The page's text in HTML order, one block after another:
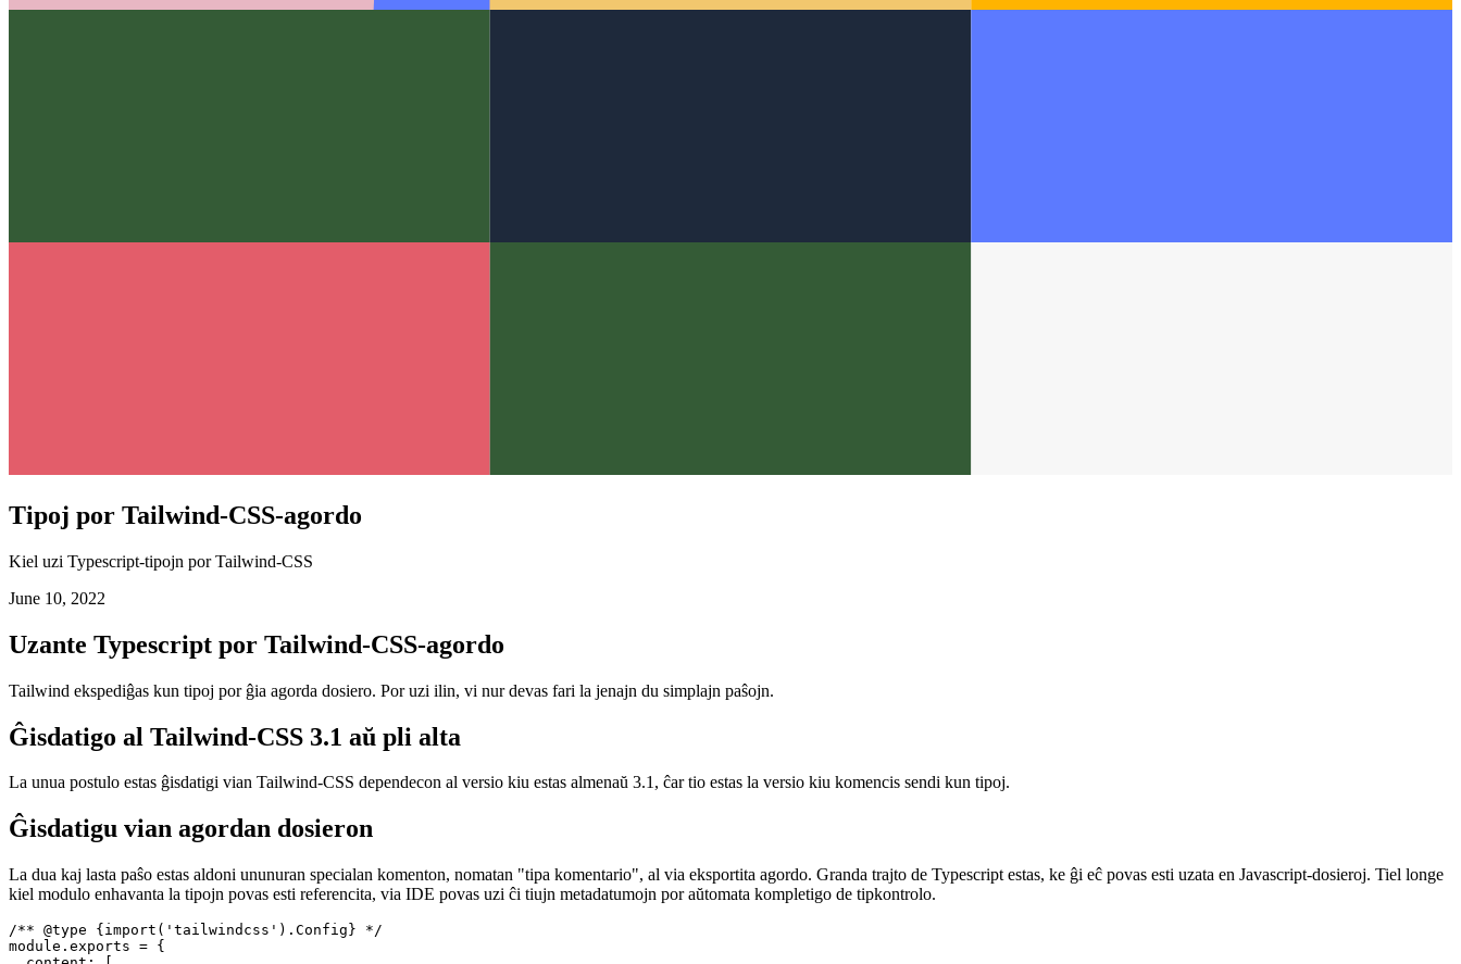
Tipoj por Tailwind-CSS-agordo
Kiel uzi Typescript-tipojn por Tailwind-CSS
June 10, 2022
Uzante Typescript por Tailwind-CSS-agordo
Tailwind ekspediĝas kun tipoj por ĝia agorda dosiero. Por uzi ilin, vi nur devas fari la jenajn du simplajn paŝojn.
Ĝisdatigo al Tailwind-CSS 3.1 aŭ pli alta
La unua postulo estas ĝisdatigi vian Tailwind-CSS dependecon al versio kiu estas almenaŭ 3.1, ĉar tio estas la versio kiu komencis sendi kun tipoj.
Ĝisdatigu vian agordan dosieron
kiel modulo enhavanta la tipojn povas esti referencita, via IDE povas uzi ĉi tiujn metadatumojn por aŭtomata kompletigo de tipkontrolo.